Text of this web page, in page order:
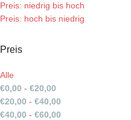
Preis: niedrig bis hoch
Preis: hoch bis niedrig
Preis
Alle
€0,00 - €20,00
€20,00 - €40,00
€40,00 - €60,00